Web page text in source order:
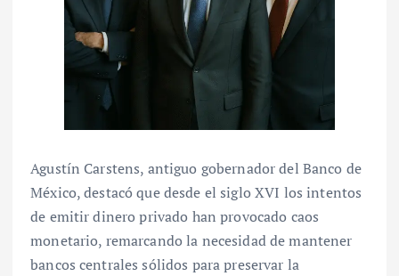
Agustín Carstens, antiguo gobernador del Banco de
México, destacó que desde el siglo XVI los intentos
de emitir dinero privado han provocado caos
monetario, remarcando la necesidad de mantener
bancos centrales sólidos para preservar la